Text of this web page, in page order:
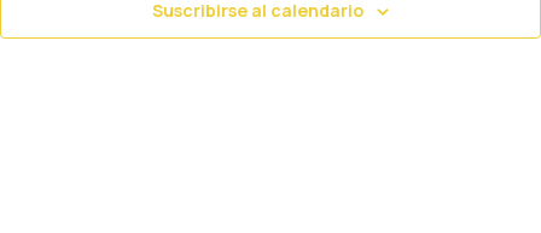
de
Suscribirse al calendario